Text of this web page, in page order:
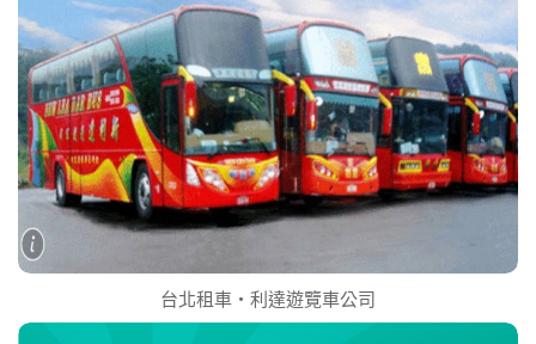
台北租車‧利達遊覽車公司